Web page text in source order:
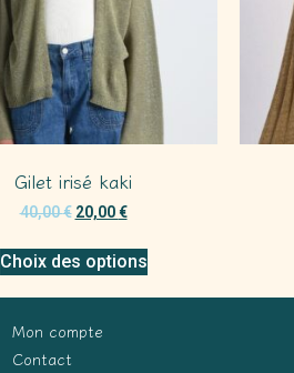
Gilet irisé kaki
40,00€ 20,00€
Choix des options
Mon compte
Contact